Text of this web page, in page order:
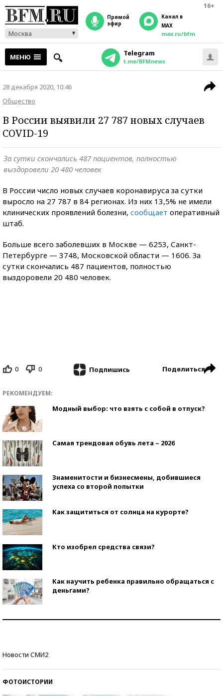
16+
Москва
прямой
эфир
Канал в
MAX
max.ru/bfm
МЕНЮ Telegram
t.me/BFMnews
28 декабря 2020, 10:46
Общество
В России выявили 27 787 новых случаев
COVID-19
За сутки скончались 487 пациентов, полностью
выздоровели 20 480 человек
В России число новых случаев коронавируса за сутки
выросло на 27 787 в 84 регионах. Из них 13,5% не имели
клинических проявлений болезни, сообщает оперативный
штаб.
Больше всего заболевших в Москве — 6253, Санкт-
Петербурге — 3748, Московской области — 1606. За
сутки скончались 487 пациентов, полностью
выздоровели 20 480 человек.
0 0 Подпишись Поделиться
РЕКОМЕНДУЕМ:
Модный выбор: что взять с собой в отпуск?
Самая трендовая обувь лета – 2026
Знаменитости и бизнесмены, добившиеся
успеха со второй попытки
Как защититься от солнца на курорте?
Кто изобрел средства связи?
Как научить ребенка правильно обращаться с
деньгами?
Новости СМИ2
ФОТОИСТОРИИ